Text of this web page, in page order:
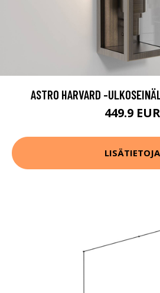
ASTRO HARVARD -
449.9 EUR
LISÄTIETOJA